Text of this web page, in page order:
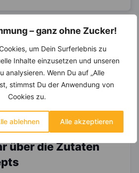
– ganz ohne Zucker!
um Dein Surferlebnis zu
Inhalte einzusetzen und unseren
analysieren. Wenn Du auf „Alle
stimmst Du der Anwendung von
Cookies zu.
ablehnen Alle akzeptieren
noch mehr?
Möglichkeiten,
zu gestalten.
über die Zutaten